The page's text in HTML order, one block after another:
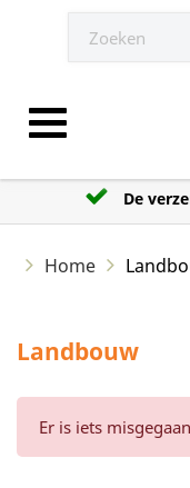
Toggle navigation
De
Home
Landbouw
Er is iets